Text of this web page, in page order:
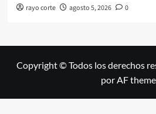
rayo corte agosto 5, 2026 0
Copyright © Todos los derechos
por AF